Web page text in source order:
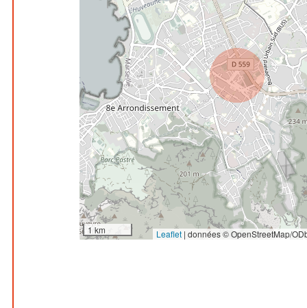
1 km Leaflet | données © OpenStreetMap/